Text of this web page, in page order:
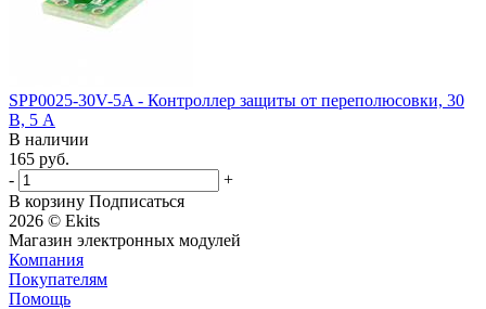
SPP0025-30V-5A - Контроллер защиты от переполюсовки, 30
В, 5 А
В наличии
165 руб.
-
+
В корзину Подписаться
2026 © Ekits
Магазин электронных модулей
Компания
Покупателям
Помощь